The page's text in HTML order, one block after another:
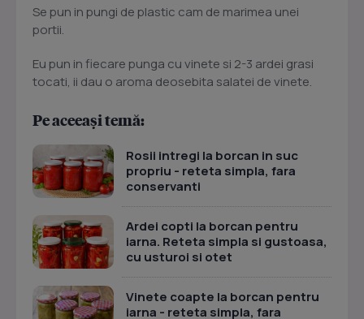
Se pun in pungi de plastic cam de marimea unei
portii.
Eu pun in fiecare punga cu vinete si 2-3 ardei grasi
tocati, ii dau o aroma deosebita salatei de vinete.
Pe aceeași temă:
Rosii intregi la borcan in suc
propriu - reteta simpla, fara
conservanti
Ardei copti la borcan pentru
iarna. Reteta simpla si gustoasa,
cu usturoi si otet
Vinete coapte la borcan pentru
iarna - reteta simpla, fara